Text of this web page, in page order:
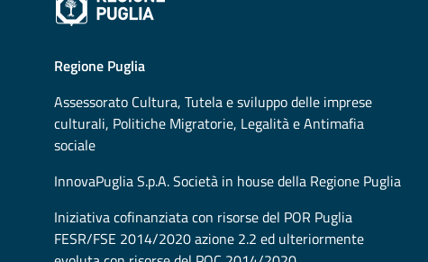
Regione Puglia
Assessorato Cultura, Tutela e sviluppo delle imprese
culturali, Politiche Migratorie, Legalità e Antimafia
sociale
InnovaPuglia S.p.A. Società in house della Regione Puglia
Iniziativa cofinanziata con risorse del POR Puglia
FESR/FSE 2014/2020 azione 2.2 ed ulteriormente